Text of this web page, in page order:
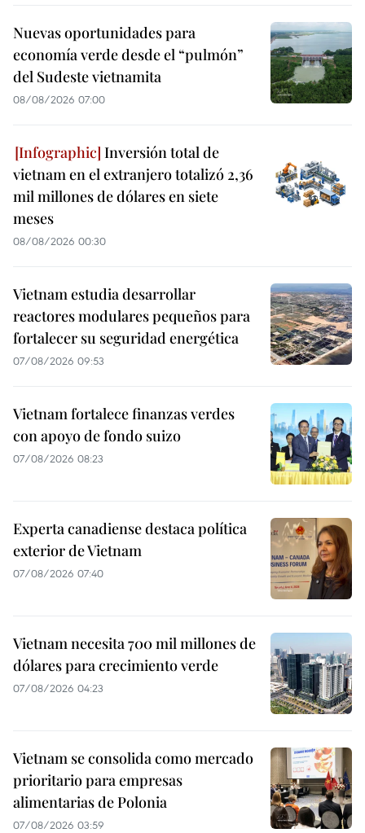
Nuevas oportunidades para
economía verde desde el “pulmón”
del Sudeste vietnamita
08/08/2026 07:00
Inversión total de
vietnam en el extranjero totalizó 2,36
mil millones de dólares en siete
meses
08/08/2026 00:30
Vietnam estudia desarrollar
reactores modulares pequeños para
fortalecer su seguridad energética
07/08/2026 09:53
Vietnam fortalece finanzas verdes
con apoyo de fondo suizo
07/08/2026 08:23
Experta canadiense destaca política
exterior de Vietnam
07/08/2026 07:40
Vietnam necesita 700 mil millones de
dólares para crecimiento verde
07/08/2026 04:23
Vietnam se consolida como mercado
prioritario para empresas
alimentarias de Polonia
07/08/2026 03:59